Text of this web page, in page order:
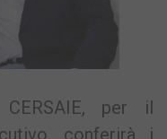
per il